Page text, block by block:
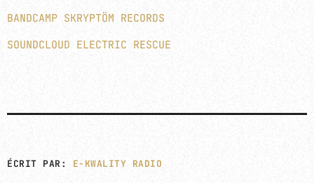
BANDCAMP SKRYPTÖM RECORDS
SOUNDCLOUD ELECTRIC RESCUE
ÉCRIT PAR: E-KWALITY RADIO